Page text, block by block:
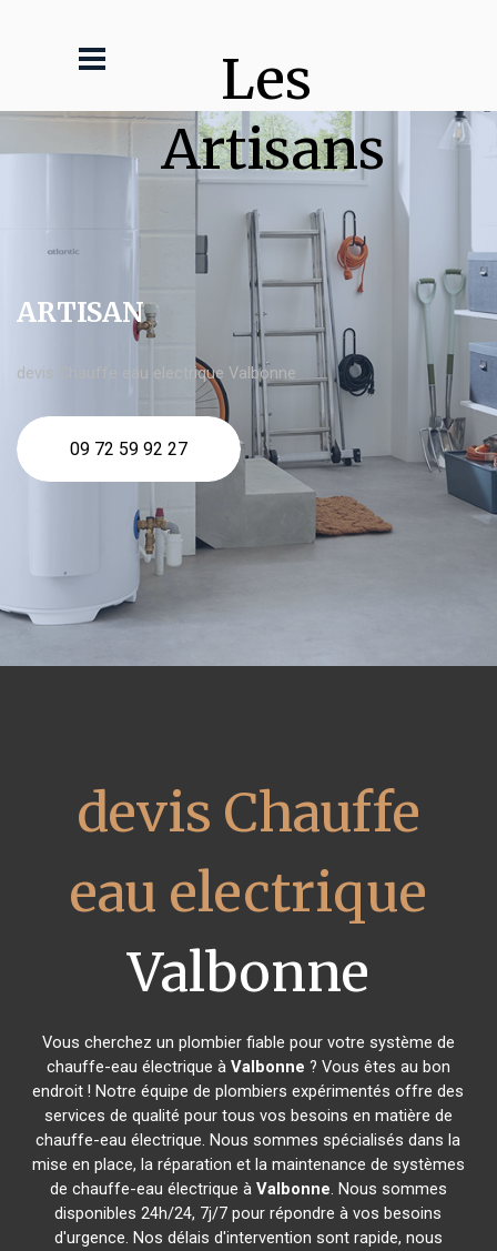
Les
Artisans
ARTISAN
devis Chauffe eau electrique Valbonne
09 72 59 92 27
devis Chauffe
eau electrique
Valbonne
Vous cherchez un plombier fiable pour votre système de
chauffe-eau électrique à Valbonne ? Vous êtes au bon
endroit ! Notre équipe de plombiers expérimentés offre des
services de qualité pour tous vos besoins en matière de
chauffe-eau électrique. Nous sommes spécialisés dans la
mise en place, la réparation et la maintenance de systèmes
de chauffe-eau électrique à Valbonne. Nous sommes
disponibles 24h/24, 7j/7 pour répondre à vos besoins
d'urgence. Nos délais d'intervention sont rapide, nous